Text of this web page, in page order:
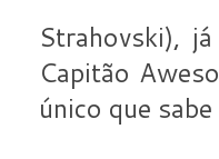
Strahovski),
Capitão
único que